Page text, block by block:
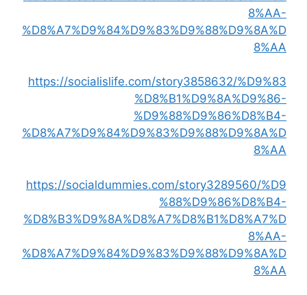
8%AA-
%D8%A7%D9%84%D9%83%D9%88%D9%8A%D
8%AA
https://socialislife.com/story3858632/%D9%83
%D8%B1%D9%8A%D9%86-
%D9%88%D9%86%D8%B4-
%D8%A7%D9%84%D9%83%D9%88%D9%8A%D
8%AA
https://socialdummies.com/story3289560/%D9
%88%D9%86%D8%B4-
%D8%B3%D9%8A%D8%A7%D8%B1%D8%A7%D
8%AA-
%D8%A7%D9%84%D9%83%D9%88%D9%8A%D
8%AA